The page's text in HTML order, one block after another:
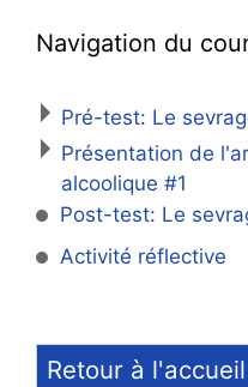
Navigation du
Pré-test: Le
Présentation de
alcoolique #1
Post-test: Le
Activité réflective
Retour à l'accueil